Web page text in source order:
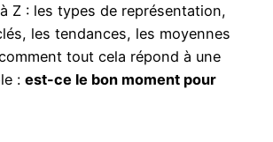
Z : les types de représentation,
les tendances, les moyennes
tout cela répond à une
: est-ce le bon moment pour